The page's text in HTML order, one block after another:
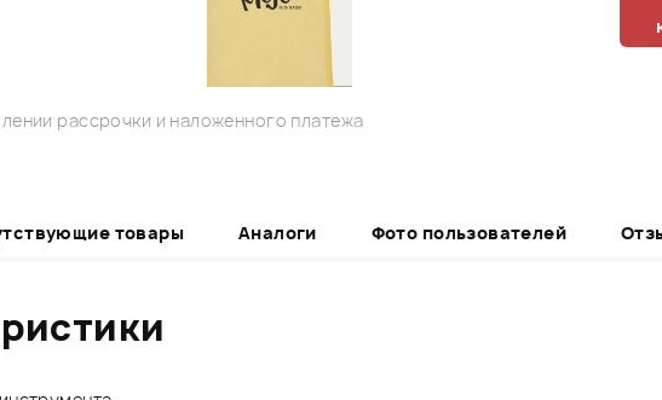
рассрочки и наложенного платежа
товары Аналоги Фото пользователей